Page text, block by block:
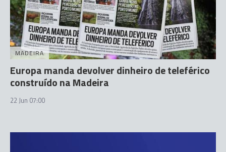
MADEIRA
Europa manda devolver dinheiro de teleférico
construído na Madeira
22 Jun 07:00